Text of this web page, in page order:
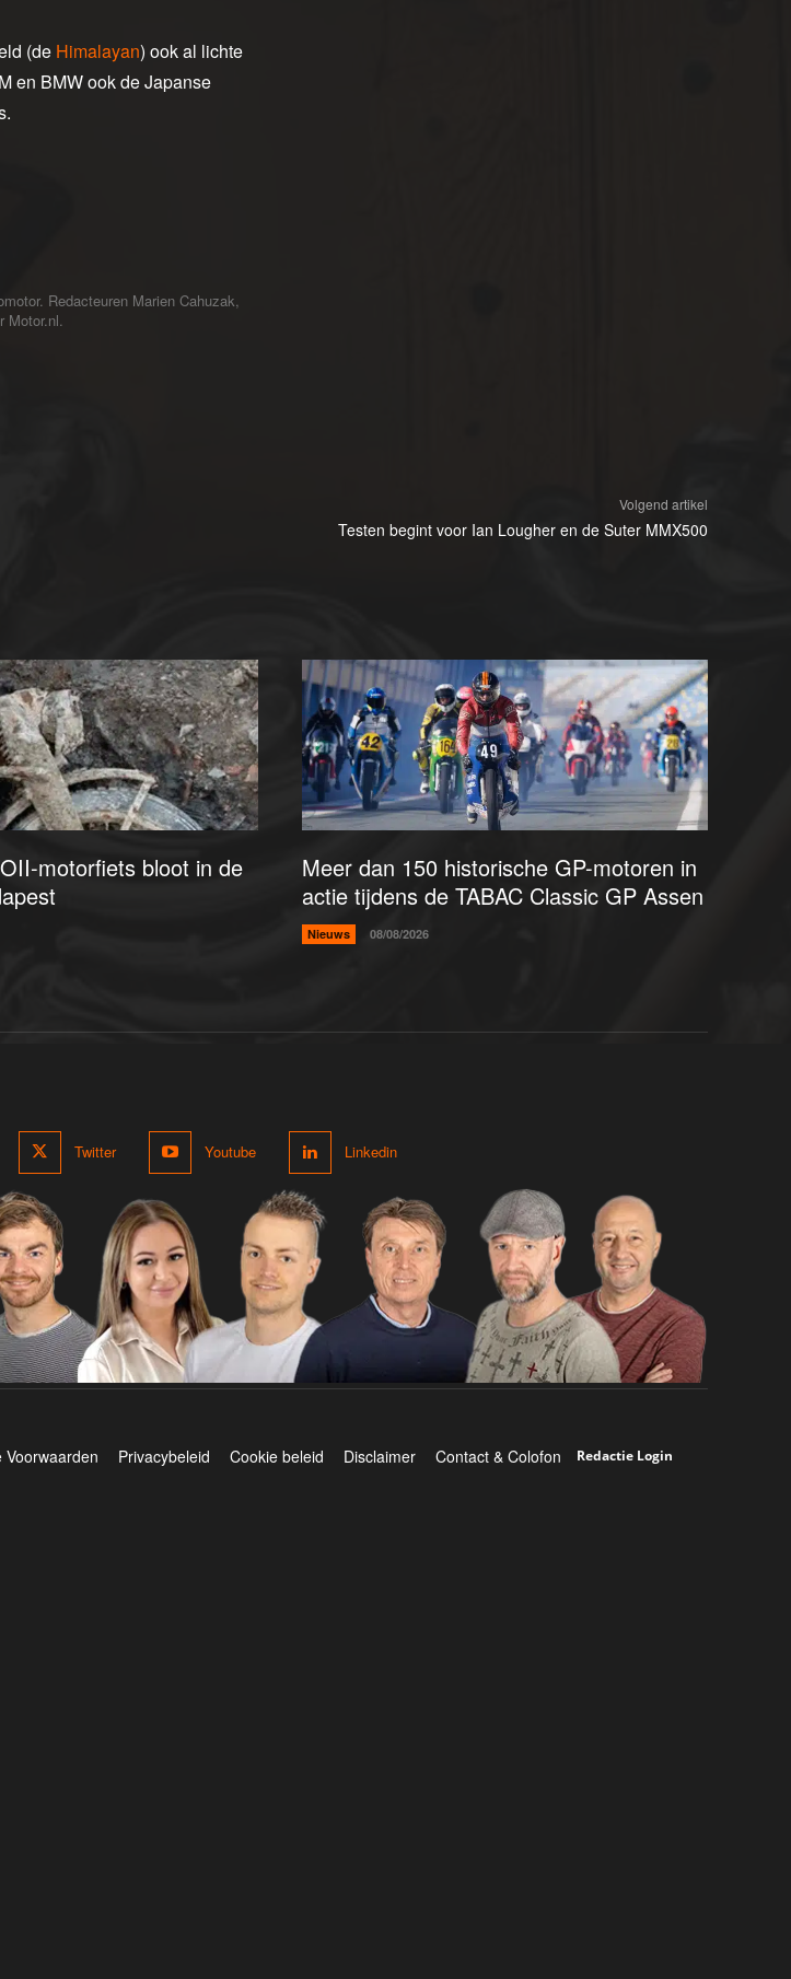
(de Himalayan) ook al lichte
en BMW ook de Japanse
Redacteuren Marien Cahuzak,
Motor.nl.
Volgend artikel
Testen begint voor Ian Lougher en de Suter MMX500
motorfiets bloot in de
Meer dan 150 historische GP-motoren in
actie tijdens de TABAC Classic GP Assen
Nieuws 08/08/2026
Twitter Youtube Linkedin
Voorwaarden Privacybeleid Cookie beleid Disclaimer Contact & Colofon Redactie Login